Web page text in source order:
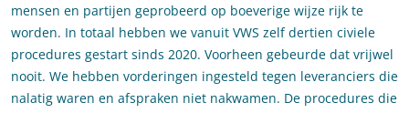
mensen en partijen geprobeerd op boeverige wijze rijk te
worden. In totaal hebben we vanuit VWS zelf dertien civiele
procedures gestart sinds 2020. Voorheen gebeurde dat vrijwel
nooit. We hebben vorderingen ingesteld tegen leveranciers die
nalatig waren en afspraken niet nakwamen. De procedures die